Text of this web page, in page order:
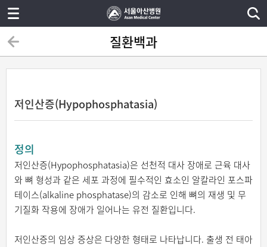
질환백과
저인산증(Hypophosphatasia)
정의
저인산증(Hypophosphatasia)은 선천적 대사 장애로 근육 대사
와 뼈 형성과 같은 세포 과정에 필수적인 효소인 알칼라인 포스파
테이스(alkaline phosphatase)의 감소로 인해 뼈의 재생 및 무
기질화 작용에 장애가 일어나는 유전 질환입니다.
저인산증의 임상 증상은 다양한 형태로 나타납니다. 출생 전 태아